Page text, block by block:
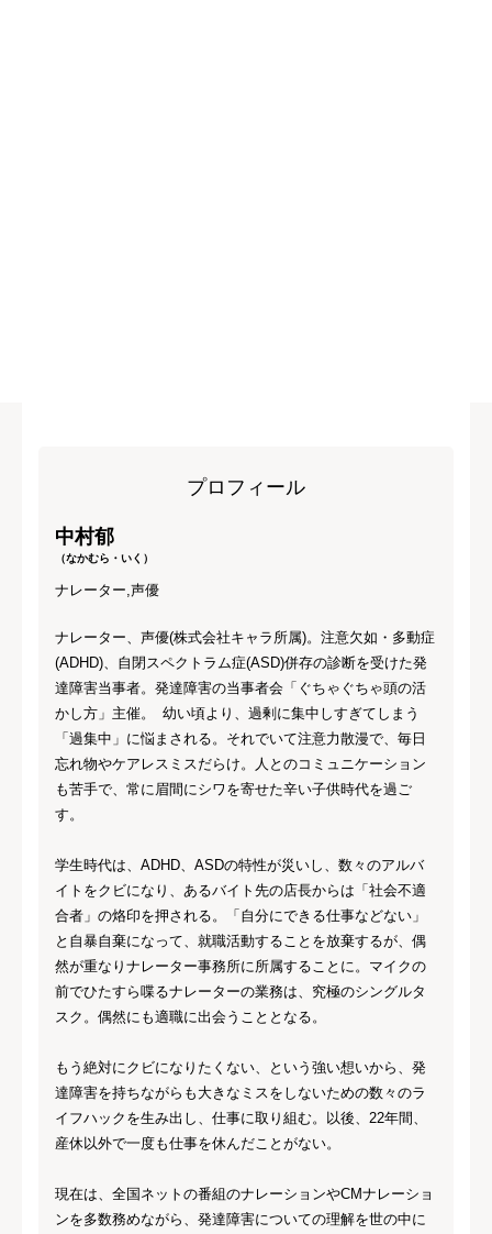
プロフィール
中村郁
（なかむら・いく）
ナレーター,声優
ナレーター、声優(株式会社キャラ所属)。注意欠如・多動症
(ADHD)、自閉スペクトラム症(ASD)併存の診断を受けた発
達障害当事者。発達障害の当事者会「ぐちゃぐちゃ頭の活
かし方」主催。 幼い頃より、過剰に集中しすぎてしまう
「過集中」に悩まされる。それでいて注意力散漫で、毎日
忘れ物やケアレスミスだらけ。人とのコミュニケーション
も苦手で、常に眉間にシワを寄せた辛い子供時代を過ご
す。
学生時代は、ADHD、ASDの特性が災いし、数々のアルバ
イトをクビになり、あるバイト先の店長からは「社会不適
合者」の烙印を押される。「自分にできる仕事などない」
と自暴自棄になって、就職活動することを放棄するが、偶
然が重なりナレーター事務所に所属することに。マイクの
前でひたすら喋るナレーターの業務は、究極のシングルタ
スク。偶然にも適職に出会うこととなる。
もう絶対にクビになりたくない、という強い想いから、発
達障害を持ちながらも大きなミスをしないための数々のラ
イフハックを生み出し、仕事に取り組む。以後、22年間、
産休以外で一度も仕事を休んだことがない。
現在は、全国ネットの番組のナレーションやCMナレーショ
ンを多数務めながら、発達障害についての理解を世の中に